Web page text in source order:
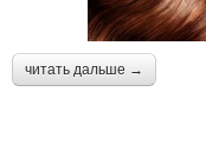
читать дальше →